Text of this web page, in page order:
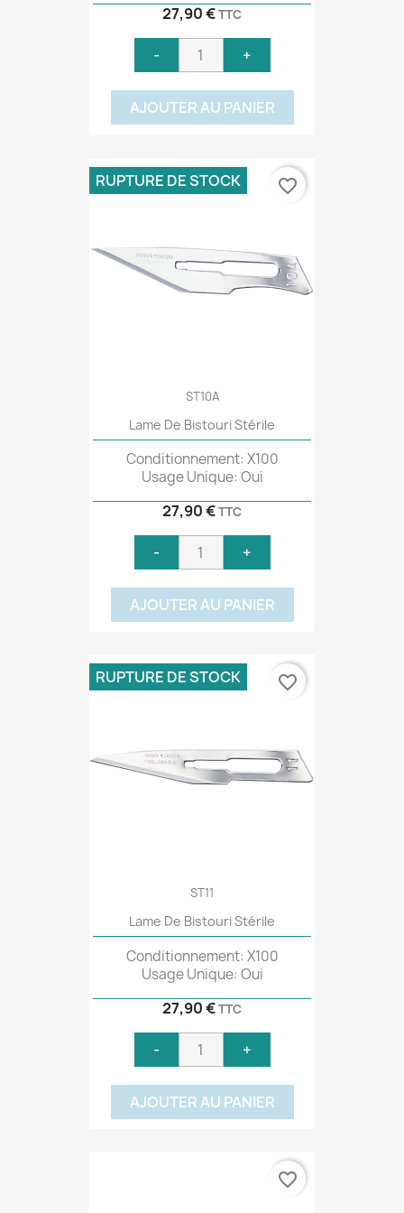
27,90 €TTC
- +
AJOUTER AU PANIER
ST10A
Lame De Bistouri Stérile
Conditionnement: X100
Usage Unique: Oui
27,90 €TTC
- +
AJOUTER AU PANIER
RUPTURE DE STOCK favorite_border
ST11
Lame De Bistouri Stérile
Conditionnement: X100
Usage Unique: Oui
27,90 €TTC
- +
AJOUTER AU PANIER
RUPTURE DE STOCK favorite_border
favorite_border